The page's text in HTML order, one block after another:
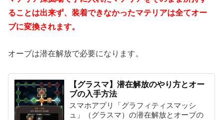
ることは出来ず、装着できなかったマテリアは全てオー
ブに変換されます。
オーブは潜在解放で必要になります。
【グラスマ】潜在解放のやり方とオー
ブの入手方法
スマホアプリ「グラフィティスマッシ
ュ」（グラスマ）の潜在解放とオーブの